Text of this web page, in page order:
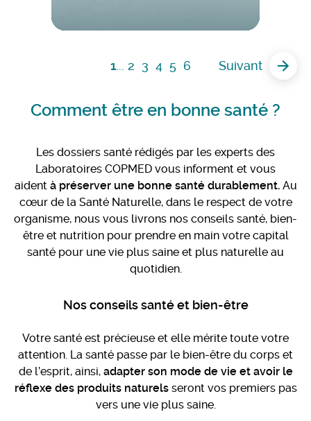
1... 2 3 4 5 6 Suivant
Comment être en bonne santé ?
Les dossiers santé rédigés par les experts des
Laboratoires COPMED vous informent et vous
aident à préserver une bonne santé durablement. Au
cœur dela Santé Naturelle,dans le respect de votre
organisme, nous vous livrons nos conseils santé, bien-
être et nutrition pour prendre en main votre capital
santé pour une vie plus saine et plus naturelle au
quotidien.
Nos conseils santé et bien-être
Votre santé est précieuse et elle mérite toute votre
attention. La santé passe par le bien-être du corps et
de l’esprit, ainsi, adapter son mode de vie et avoir le
réflexe des produits naturelsseront vos premiers pas
vers une vie plus saine.